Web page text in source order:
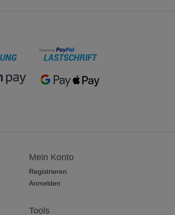
Mein Konto
Registrieren
Anmelden
Tools